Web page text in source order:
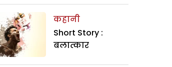
कहानी
Short Story :
बलात्कार